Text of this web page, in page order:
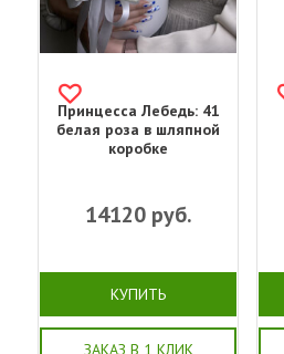
Принцесса Лебедь: 41
белая роза в шляпной
коробке
14120руб.
КУПИТЬ
ЗАКАЗ В 1 КЛИК